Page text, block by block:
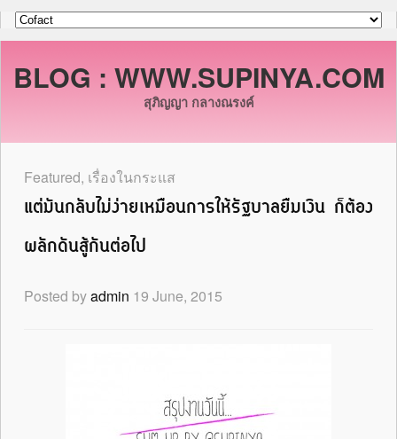
BLOG : WWW.SUPINYA.COM
สุภิญญา กลางณรงค์
Featured, เรื่องในกระแส
แต่มันกลับไม่ง่ายเหมือนการให้รัฐบาลยืมเงิน ก็ต้อง
ผลักดันสู้กันต่อไป
Posted byadmin 19 June, 2015